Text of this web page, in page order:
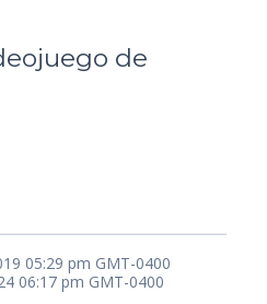
de
05:29 pm GMT-0400
06:17 pm GMT-0400